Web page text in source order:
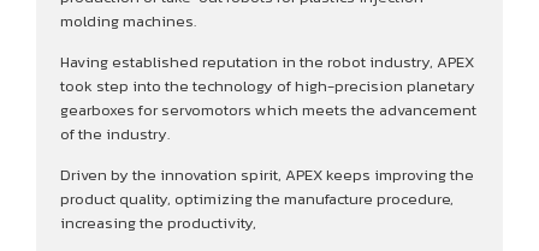
molding machines.
Having established reputation in the robot industry, APEX
took step into the technology of high-precision planetary
gearboxes for servomotors which meets the advancement
of the industry.
Driven by the innovation spirit, APEX keeps improving the
product quality, optimizing the manufacture procedure,
increasing the productivity,